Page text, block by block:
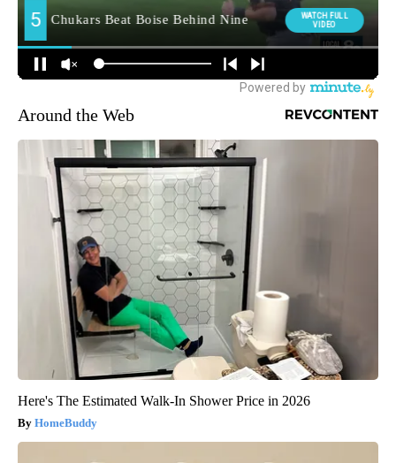
Around the Web
Here's The Estimated Walk-In Shower Price in 2026
HomeBuddy